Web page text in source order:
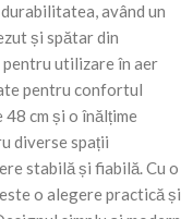
având un
și spătar din
utilizare în aer
pentru confortul
cm și o înălțime
diverse spații
stabilă și fiabilă. Cu o
o alegere practică și